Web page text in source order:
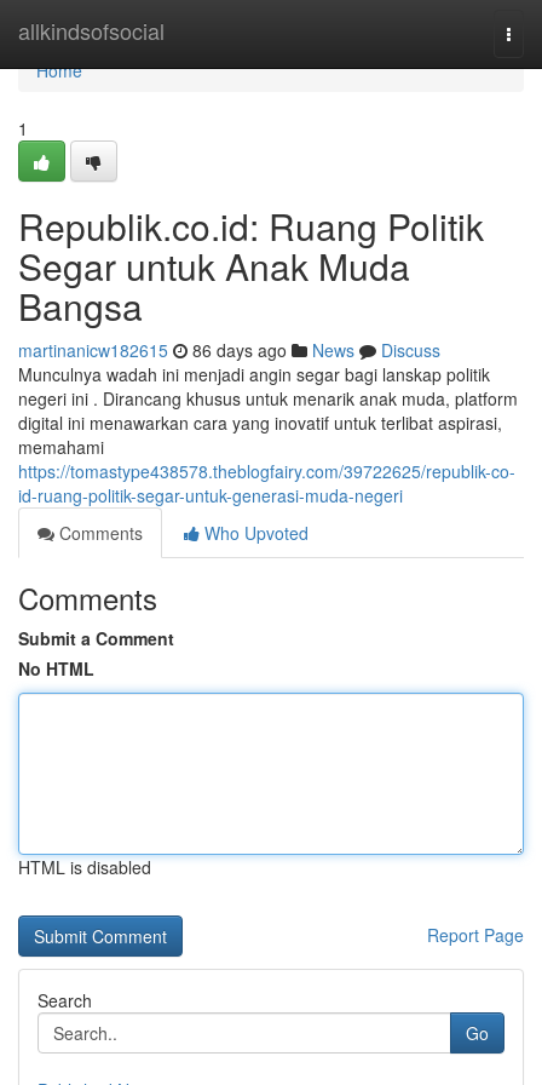
allkindsofsocial
Home
Home
1
Republik.co.id: Ruang Politik
Segar untuk Anak Muda
Bangsa
martinanicw182615 86 days ago News
Discuss
Munculnya wadah ini menjadi angin segar bagi lanskap politik
negeri ini . Dirancang khusus untuk menarik anak muda, platform
digital ini menawarkan cara yang inovatif untuk terlibat aspirasi,
memahami
https://tomastype438578.theblogfairy.com/39722625/republik-co-
id-ruang-politik-segar-untuk-generasi-muda-negeri
Comments
Who Upvoted
Comments
Submit a Comment
No HTML
HTML is disabled
Report Page
Search
Go